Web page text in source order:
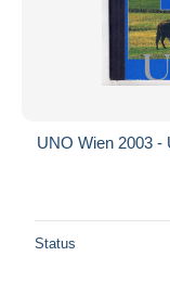
UNO Wien 2003
Status